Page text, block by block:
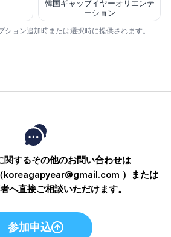
韓国ギャップイヤーオリエンテ
ーション
ョン追加時または選択時に提供されます。
関するその他のお問い合わせは
koreagapyear@gmail.com ）または
へ直接ご相談いただけます。
参加申込